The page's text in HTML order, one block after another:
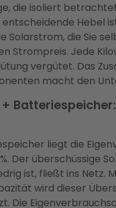
die isoliert
Hebel
Solarstrom, die Sie
Strompreis. Jede
vergütet. Das
macht den
liegt die
Der überschüssige
ist, fließt ins Netz.
wird dieser
Die